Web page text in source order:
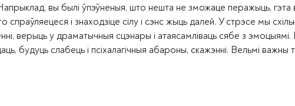
вы былі ўпэўненыя, што нешта не зможаце перажыць, гэта
спраўляецеся і знаходзіце сілу і сэнс жыць далей. У стрэсе мы
верыць у драматычныя сцэнары і атаясамліваць сябе з
будуць слабець і псіхалагічныя абароны, скажэнні. Вельмі важны